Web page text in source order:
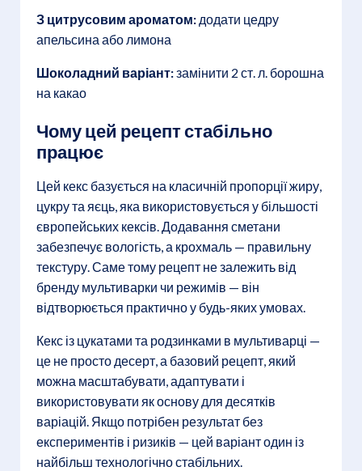
З цитрусовим ароматом: додати цедру
апельсина або лимона
Шоколадний варіант:замінити 2 ст. л. борошна
на какао
Чому цей рецепт стабільно
працює
Цей кекс базується на класичній пропорції жиру,
цукру та яєць, яка використовується у більшості
європейських кексів. Додавання сметани
забезпечує вологість, а крохмаль — правильну
текстуру. Саме тому рецепт не залежить від
бренду мультиварки чи режимів — він
відтворюється практично у будь-яких умовах.
Кекс із цукатами та родзинками в мультиварці —
це не просто десерт, а базовий рецепт, який
можна масштабувати, адаптувати і
використовувати як основу для десятків
варіацій. Якщо потрібен результат без
експериментів і ризиків — цей варіант один із
найбільш технологічно стабільних.